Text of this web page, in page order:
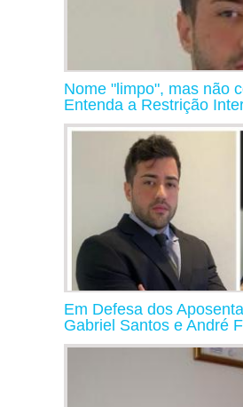
Nome "limpo", mas não
Entenda a Restrição
Em Defesa dos
Gabriel Santos e André